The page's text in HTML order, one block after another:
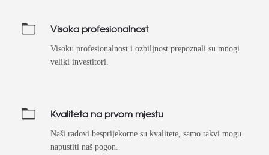
Visoka profesionalnost
Visoku profesionalnost i ozbiljnost prepoznali su mnogi
veliki investitori.
Kvaliteta na prvom mjestu
Naši radovi besprijekorne su kvalitete, samo takvi mogu
napustiti naš pogon.